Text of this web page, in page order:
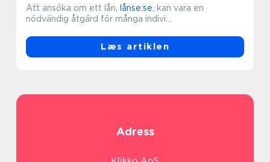
Att ansöka om ett lån, lånse.se , kan vara en
nödvändig åtgärd för många indivi...
Læs artiklen
Adress